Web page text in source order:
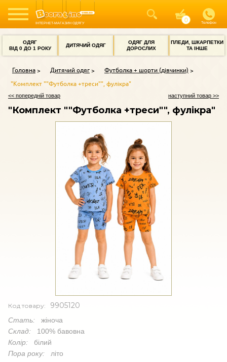
ІНТЕРНЕТ-МАГАЗИН ОДЯГУ Телефон
ОДЯГ
ВІД 0 ДО 1 РОКУ
ДИТЯЧИЙ ОДЯГ
ОДЯГ ДЛЯ
ДОРОСЛИХ
ПЛЕДИ, ШКАРПЕТКИ
ТА ІНШЕ
Головна Дитячий одяг
Футболка + шорти (дівчинки)
"Комплект ""Футболка +треси"", фулікра"
<< попередній товар наступний товар >>
"Комплект ""Футболка +треси"", фулікра"
Код товару: 9905120
Стать: жіноча
Склад: 100% бавовна
Колір: білий
Пора року: літо